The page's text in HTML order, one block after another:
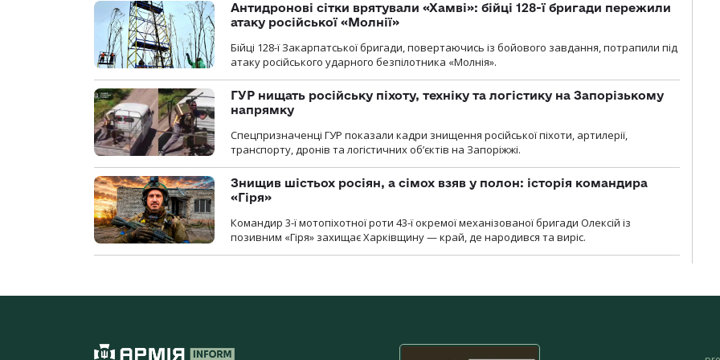
Антидронові сітки врятували «Хамві»: бійці 128-ї бригади пережили
атаку російської «Молнії»
Бійці 128-ї Закарпатської бригади, повертаючись із бойового завдання, потрапили під
атаку російського ударного безпілотника «Молнія».
ГУР нищать російську піхоту, техніку та логістику на Запорізькому
напрямку
Спецпризначенці ГУР показали кадри знищення російської піхоти, артилерії,
транспорту, дронів та логістичних об’єктів на Запоріжжі.
Знищив шістьох росіян, а сімох взяв у полон: історія командира
«Гіря»
Командир 3-ї мотопіхотної роти 43-ї окремої механізованої бригади Олексій із
позивним «Гіря» захищає Харківщину — край, де народився та виріс.